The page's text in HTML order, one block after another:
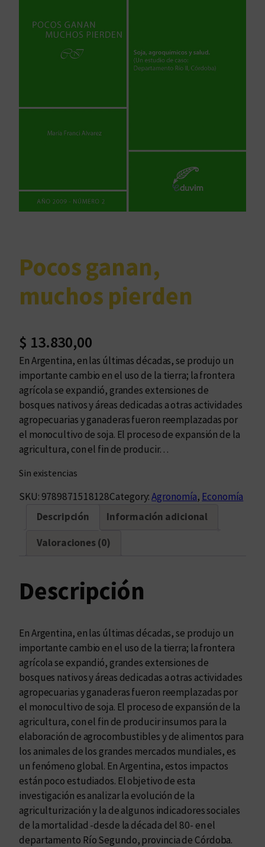
Pocos ganan,
muchos pierden
$ 13.830,00
En Argentina, en las últimas décadas, se produjo un
importante cambio en el uso de la tierra; la frontera
agrícola se expandió, grandes extensiones de
bosques nativos y áreas dedicadas a otras actividades
agropecuarias y ganaderas fueron reemplazadas por
el monocultivo de soja. El proceso de expansión de la
agricultura, con el fin de producir…
Sin existencias
SKU: 9789871518128Category:Agronomía, Economía
Descripción
Información adicional
Valoraciones (0)
Descripción
En Argentina, en las últimas décadas, se produjo un
importante cambio en el uso de la tierra; la frontera
agrícola se expandió, grandes extensiones de
bosques nativos y áreas dedicadas a otras actividades
agropecuarias y ganaderas fueron reemplazadas por
el monocultivo de soja. El proceso de expansión de la
agricultura, con el fin de producir insumos para la
elaboración de agrocombustibles y de alimentos para
los animales de los grandes mercados mundiales, es
un fenómeno global. En Argentina, estos impactos
están poco estudiados. El objetivo de esta
investigación es analizar la evolución de la
agriculturización y la de algunos indicadores sociales
de la mortalidad -desde la década del 80- en el
departamento Río Segundo, provincia de Córdoba.